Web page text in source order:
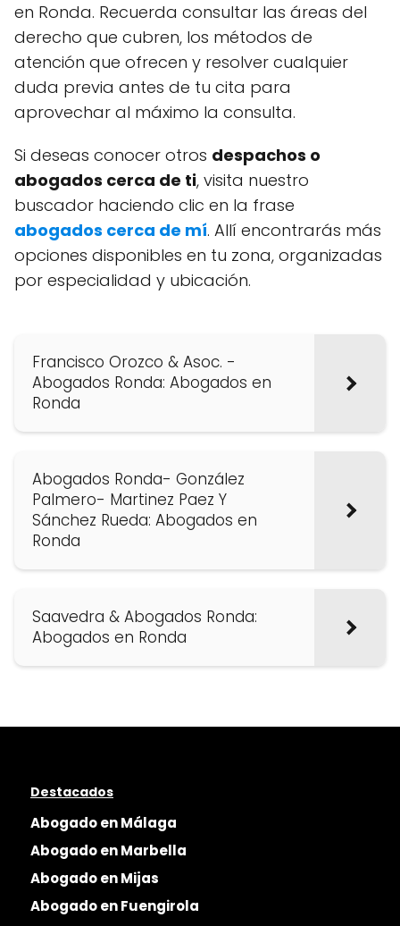
en Ronda. Recuerda consultar las áreas del
derecho que cubren, los métodos de
atención que ofrecen y resolver cualquier
duda previa antes de tu cita para
aprovechar al máximo la consulta.
Si deseas conocer otros despachos o
abogados cerca de ti, visita nuestro
buscador haciendo clic en la frase
abogados cerca de mí. Allí encontrarás más
opciones disponibles en tu zona, organizadas
por especialidad y ubicación.
Francisco Orozco & Asoc. -
Abogados Ronda: Abogados en
Ronda
Abogados Ronda- González
Palmero- Martinez Paez Y
Sánchez Rueda: Abogados en
Ronda
Saavedra & Abogados Ronda:
Abogados en Ronda
Destacados
Abogado en Málaga
Abogado en Marbella
Abogado en Mijas
Abogado en Fuengirola